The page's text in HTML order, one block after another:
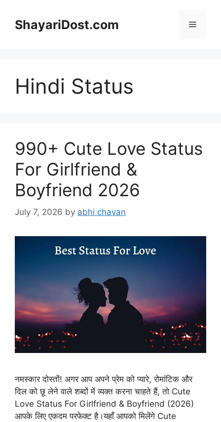
contentShayariDost.com Menu
Hindi Status
990+ Cute Love Status
For Girlfriend &
Boyfriend 2026
July 7, 2026 by abhi chavan
नमस्कार दोस्तों! अगर आप अपने प्रेम को प्यारे, रोमांटिक और
दिल को छू लेने वाले शब्दों में व्यक्त करना चाहते हैं, तो Cute
Love Status For Girlfriend & Boyfriend (2026)
आपके लिए एकदम परफेक्ट है।यहाँ आपको मिलेंगे Cute